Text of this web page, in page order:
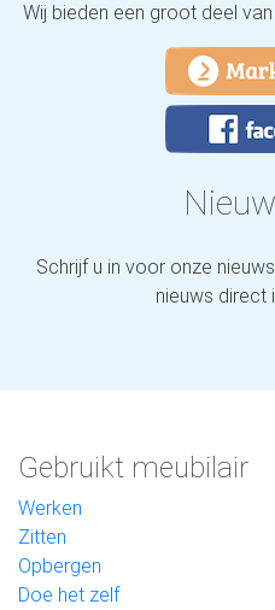
Wij bieden een groot deel
Schrijf u in voor onze
nieuws direct
Gebruikt meubilair
Werken
Zitten
Opbergen
Doe het zelf